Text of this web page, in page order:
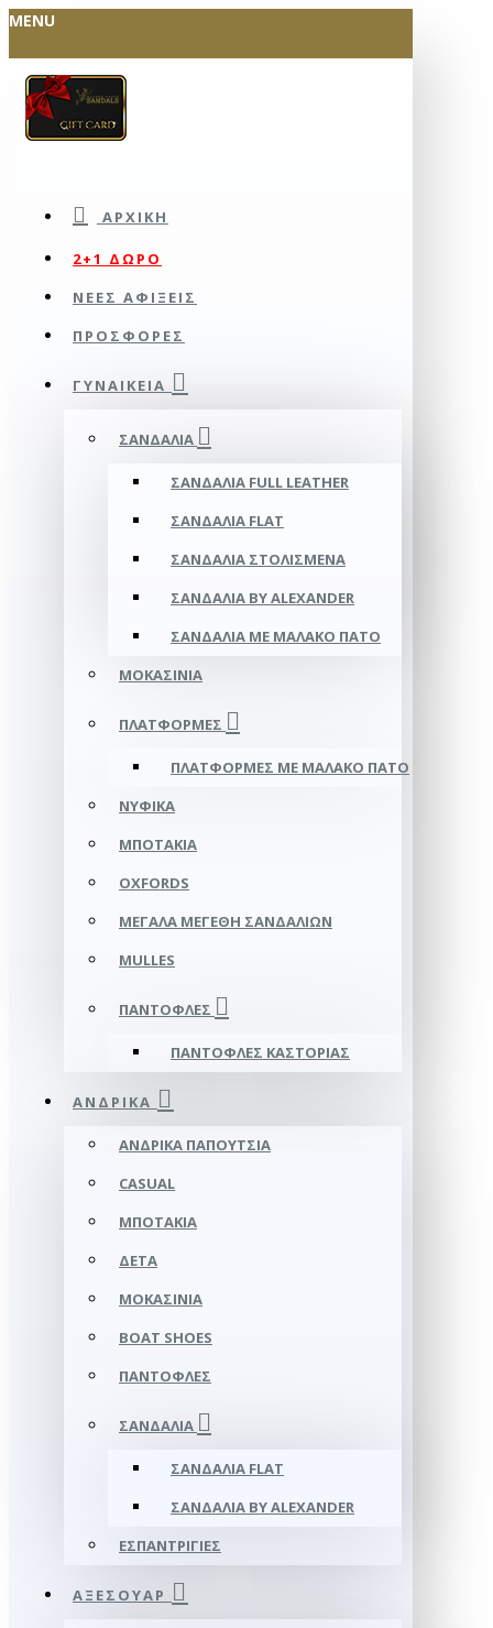
MENU
ΑΡΧΙΚΉ
2+1 ΔΩΡΟ
ΝΕΕΣ ΑΦΙΞΕΙΣ
ΠΡΟΣΦΟΡΕΣ
ΓΥΝΑΙΚΕΊΑ
ΣΑΝΔΆΛΙΑ
ΣΑΝΔΆΛΙΑ FULL LEATHER
ΣΑΝΔΆΛΙΑ FLAT
ΣΑΝΔΆΛΙΑ ΣΤΟΛΙΣΜΈΝΑ
ΣΑΝΔΆΛΙΑ BY ALEXANDER
ΣΑΝΔΆΛΙΑ ΜΕ ΜΑΛΑΚΌ ΠΆΤΟ
ΜΟΚΑΣΊΝΙΑ
ΠΛΑΤΦΌΡΜΕΣ
ΠΛΑΤΦΟΡΜΕΣ ΜΕ ΜΑΛΑΚΟ ΠΑΤΟ
ΝΥΦΙΚΆ
ΜΠΟΤΆΚΙΑ
OXFORDS
ΜΕΓΆΛΑ ΜΕΓΈΘΗ ΣΑΝΔΑΛΙΏΝ
MULLES
ΠΑΝΤΌΦΛΕΣ
ΠΑΝΤΌΦΛΕΣ ΚΑΣΤΟΡΙΆΣ
ΑΝΔΡΙΚΆ
ΑΝΔΡΙΚΆ ΠΑΠΟΎΤΣΙΑ
CASUAL
ΜΠΟΤΆΚΙΑ
ΔΕΤΆ
ΜΟΚΑΣΊΝΙΑ
BOAT SHOES
ΠΑΝΤΌΦΛΕΣ
ΣΑΝΔΆΛΙΑ
ΣΑΝΔΆΛΙΑ FLAT
ΣΑΝΔΆΛΙΑ BY ALEXANDER
ΕΣΠΑΝΤΡΊΓΙΕΣ
ΑΞΕΣΟΥΑΡ